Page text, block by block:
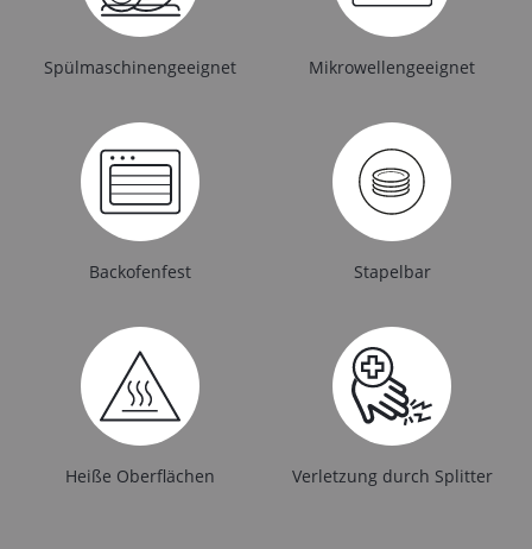
Spülmaschinengeeignet Mikrowellengeeignet
Backofenfest Stapelbar
Heiße Oberflächen Verletzung durch Splitter